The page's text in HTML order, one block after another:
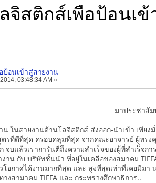
จิสติกส์เพื่อป้อนเข้
ป้อนเข้าสู่สายงาน
03:48:34 AM »
มาประชาสั
น ในสายงานด้านโลจิสติกส์ ส่งออก-นำเข้า เพีย
รที่ดีที่สุด ครอบคลุมที่สุด จากคณะอาจารย์ ผู้ทร
จบแล้วเราการันตีถึงความสำเร็จของผู้ที่สำเร็จ
าน กับ บริษัทชั้นนำ ที่อยู่ในเคลือของสมาคม
โอกาศได้งานมากที่สุด และ สูงที่สุดเท่าที่เคยมีม
งสามาคม TIFFA และ กระทรวงศึกษาธิการ..